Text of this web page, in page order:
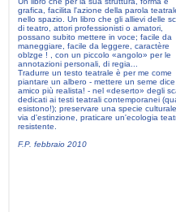
grafica, facilita l'azione della parola
nello spazio. Un libro che gli allievi delle
di teatro, attori professionisti o amatori,
possano subito mettere in voce; facile da
maneggiare, facile da leggere, caractère
oblzge ! , con un piccolo «angolo» per le
annotazioni personali, di regia...
Tradurre un testo teatrale è per me come
piantare un albero - mettere un seme
amico più realista! - nel «deserto» degli
dedicati ai testi teatrali contemporanei
esistono!); preservare una specie
via d'estinzione, praticare un'ecologia
resistente.
F.P. febbraio 2010